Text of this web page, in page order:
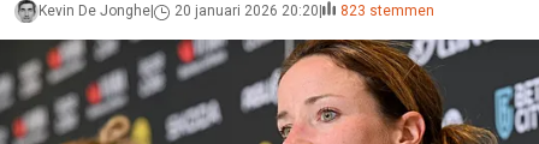
Kevin De Jonghe 20 januari 2026 20:20 823 stemmen